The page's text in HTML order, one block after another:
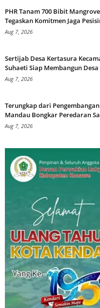
PHR Tanam 700 Bibit
Tegaskan Komitmen Jaga
Aug 7, 2026
Sertijab Desa Kertasura
Suhaeti Siap Membangun
Aug 7, 2026
Terungkap dari Pengembangan
Mandau Bongkar Peredaran
Aug 7, 2026